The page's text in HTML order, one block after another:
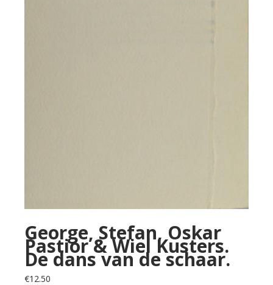
George, Stefan, Oskar
Pastior & Wiel Kusters.
De dans van de schaar.
€12.50